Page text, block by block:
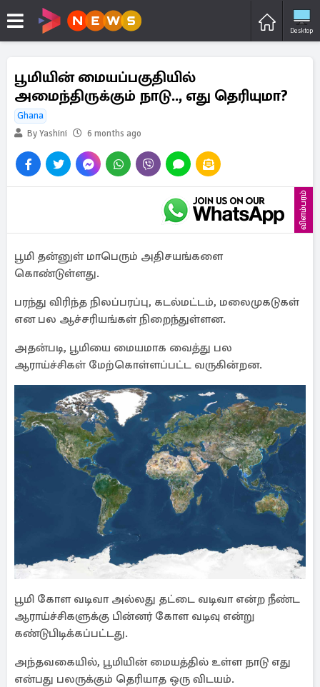
Desktop
பூமியின் மையப்பகுதியில்
அமைந்திருக்கும் நாடு.., எது தெரியுமா?
Ghana
By Yashini
6 months ago
விளம்பரம்
பூமி தன்னுள் மாபெரும் அதிசயங்களை
கொண்டுள்ளது.
பரந்து விரிந்த நிலப்பரப்பு, கடல்மட்டம், மலைமுகடுகள்
என பல ஆச்சரியங்கள் நிறைந்துள்ளன.
அதன்படி, பூமியை மையமாக வைத்து பல
ஆராய்ச்சிகள் மேற்கொள்ளப்பட்ட வருகின்றன.
பூமி கோள வடிவா அல்லது தட்டை வடிவா என்ற நீண்ட
ஆராய்ச்சிகளுக்கு பின்னர் கோள வடிவு என்று
கண்டுபிடிக்கப்பட்டது.
அந்தவகையில், பூமியின் மையத்தில் உள்ள நாடு எது
என்பது பலருக்கும் தெரியாத ஒரு விடயம்.